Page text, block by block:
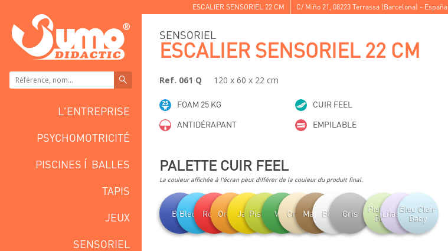
ESCALIER SENSORIEL 22 CM C/ Miño 21 , 08223 Terrassa (Barcelona) - España
L'ENTREPRISE
PSYCHOMOTRICITÉ
PISCINES Í BALLES
TAPIS
JEUX
SENSORIEL
SENSORIEL
ESCALIER SENSORIEL 22 CM
Ref. 061 Q 120 x 60 x 22 cm
FOAM 25 KG
CUIR FEEL
ANTIDÉRAPANT
EMPILABLE
PALETTE CUIR FEEL
La couleur affichée à l'écran peut différer de la couleur du produit final.
BleuBleu clairRougeOrangeJaunePistacheVertCrèmeMarronBlancGris
Pistache
Baby
Lilas Baby
Bleu Clair
Baby